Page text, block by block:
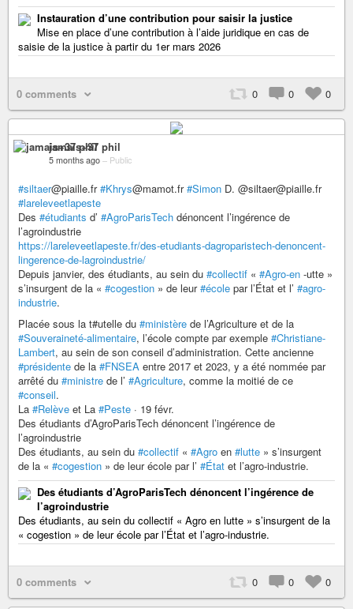
Instauration d’une contribution pour saisir la justice
Mise en place d’une contribution à l’aide juridique en cas de
saisie de la justice à partir du 1er mars 2026
0 comments 0 0 0
jamais+37 phil
5 months ago – Public
#siltaer@piaille.fr#Khrys@mamot.fr#Simon D. @siltaer@piaille.fr
#lareleveetlapeste
Des #étudiants d’ #AgroParisTech dénoncent l’ingérence de
l’agroindustrie
https://lareleveetlapeste.fr/des-etudiants-dagroparistech-denoncent-
lingerence-de-lagroindustrie/
Depuis janvier, des étudiants, au sein du #collectif « #Agro-en -utte »
s’insurgent de la « #cogestion » de leur#école par l’État et l’ #agro-
industrie.
Placée sous la t#utelle du #ministère de l’Agriculture et de la
#Souveraineté-alimentaire, l’école compte par exemple #Christiane-
Lambert, au sein de son conseil d’administration. Cette ancienne
#présidente de la #FNSEA entre 2017 et 2023, y a été nommée par
arrêté du #ministre de l’ #Agriculture, comme la moitié de ce
#conseil.
La #Relève et La #Peste · 19 févr.
Des étudiants d’AgroParisTech dénoncent l’ingérence de
l’agroindustrie
Des étudiants, au sein du #collectif « #Agro en #lutte » s’insurgent
de la « #cogestion » de leur école par l’ #État et l’agro-industrie.
Des étudiants d’AgroParisTech dénoncent l’ingérence de
l’agroindustrie
Des étudiants, au sein du collectif « Agro en lutte » s’insurgent de la
« cogestion » de leur école par l’État et l’agro-industrie.
0 comments 0 0 0